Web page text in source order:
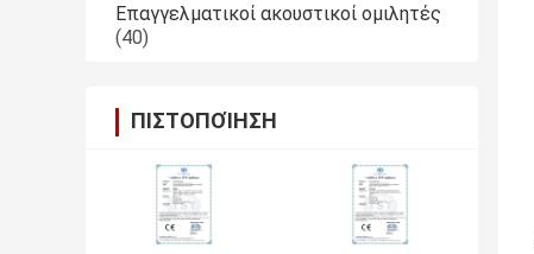
Επαγγελματικοί ακουστικοί ομιλητές
(40)
ΠΙΣΤΟΠΟΊΗΣΗ